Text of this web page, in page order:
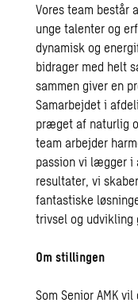
Vores team består
unge talenter og
dynamisk og
bidrager med helt
sammen giver en
Samarbejdet i
præget af naturlig
team arbejder
passion vi lægger i
resultater, vi
fantastiske
trivsel og udvikling
Om stillingen
Som Senior AMK